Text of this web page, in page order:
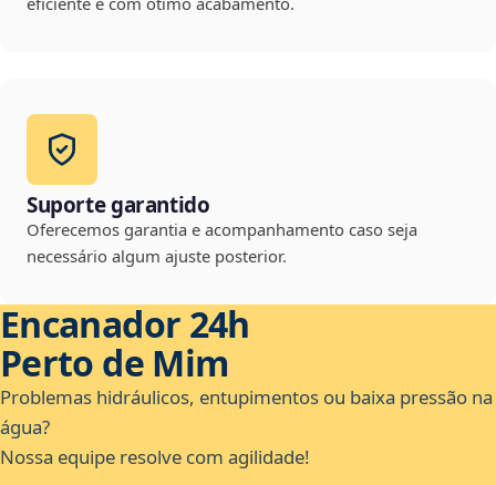
Suporte garantido
Oferecemos garantia e acompanhamento caso seja
necessário algum ajuste posterior.
Encanador 24h
Perto de Mim
Problemas hidráulicos, entupimentos ou baixa pressão na
água?
Nossa equipe resolve com agilidade!